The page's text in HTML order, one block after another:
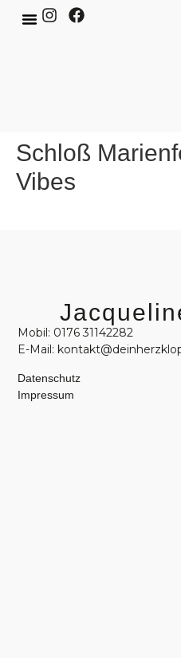
Schloß
Vibes
Mobil: 0176 31142282
E-Mail:
Datenschutz
Impressum